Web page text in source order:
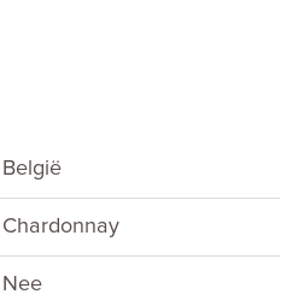
België
Chardonnay
Nee